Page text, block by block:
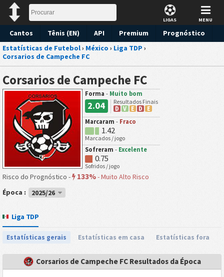
LIGAS MENU
Cantos Tênis (EN) API Premium
Prognóstico
Estatísticas de Futebol› México › Liga TDP ›
Corsarios de Campeche FC
Corsarios de Campeche FC
Forma - Muito bom
2.04
Resultados Finais
D
V E D
E
Marcaram - Fraco
1.42
Marcados / jogo
Sofreram - Excelente
0.75
Sofridos / jogo
Risco do Prognóstico - 133%-Muito Alto Risco
Época :
2025/26
Liga TDP
Estatísticas gerais Estatísticas em casa Estatísticas fora
Corsarios de Campeche FC Resultados da Época